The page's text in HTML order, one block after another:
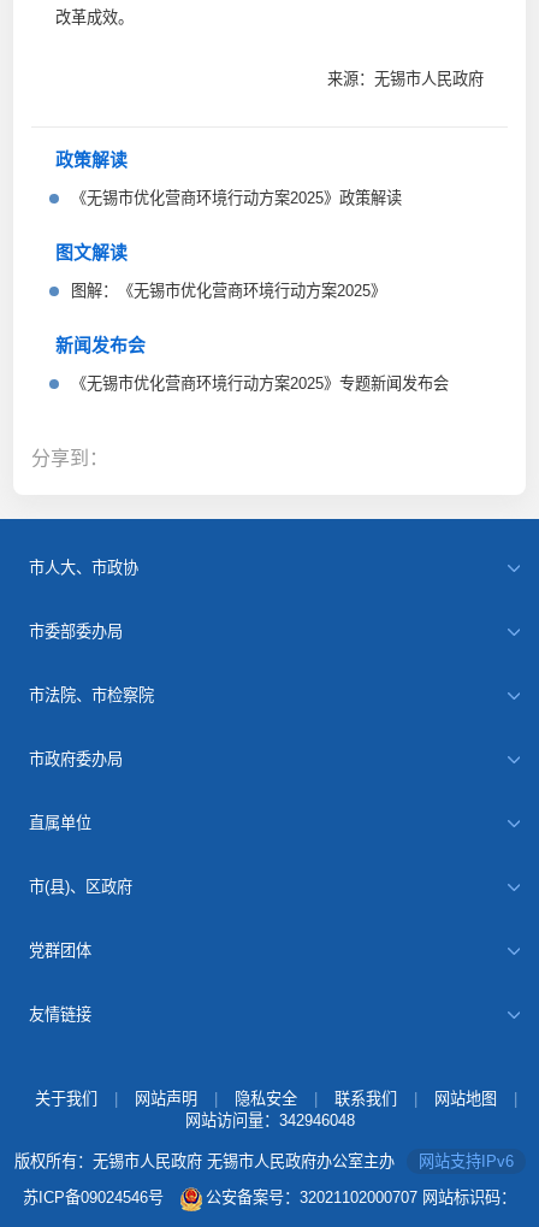
改革成效。
来源：无锡市人民政府
政策解读
《无锡市优化营商环境行动方案2025》政策解读
图文解读
图解：《无锡市优化营商环境行动方案2025》
新闻发布会
《无锡市优化营商环境行动方案2025》专题新闻发布会
分享到：
市人大、市政协
市委部委办局
市法院、市检察院
市政府委办局
直属单位
市(县)、区政府
党群团体
友情链接
关于我们 网站声明 隐私安全 联系我们 网站地图
网站访问量： 342946048
版权所有：无锡市人民政府 无锡市人民政府办公室主办
网站支持IPv6
苏ICP备09024546号
公安备案号：32021102000707 网站标识码：